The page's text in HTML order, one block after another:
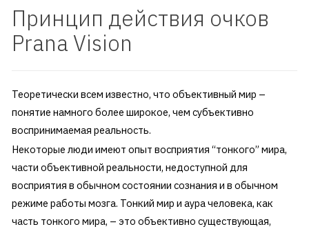
Принцип действия очков
Prana Vision
Теоретически всем известно, что объективный мир –
понятие намного более широкое, чем субъективно
воспринимаемая реальность.
Некоторые люди имеют опыт восприятия “тонкого” мира,
части объективной реальности, недоступной для
восприятия в обычном состоянии сознания и в обычном
режиме работы мозга. Тонкий мир и аура человека, как
часть тонкого мира, – это объективно существующая,